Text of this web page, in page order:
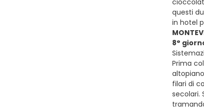
questi
in hotel
8°
Prima
filari di
secolari.